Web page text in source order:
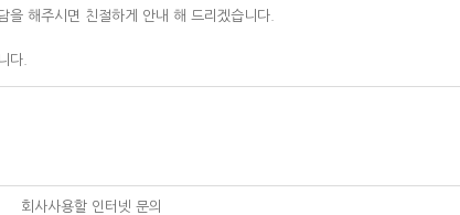
을 해주시면 친절하게 안내 해 드리겠습니다.
다.
회사사용할 인터넷 문의